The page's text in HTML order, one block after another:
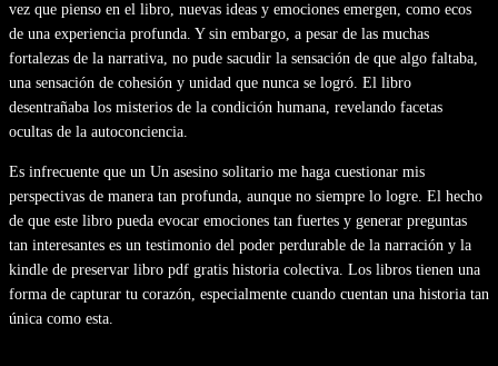
vez que pienso en el libro, nuevas ideas y emociones emergen, como ecos
de una experiencia profunda. Y sin embargo, a pesar de las muchas
fortalezas de la narrativa, no pude sacudir la sensación de que algo faltaba,
una sensación de cohesión y unidad que nunca se logró. El libro
desentrañaba los misterios de la condición humana, revelando facetas
ocultas de la autoconciencia.
Es infrecuente que un Un asesino solitario me haga cuestionar mis
perspectivas de manera tan profunda, aunque no siempre lo logre. El hecho
de que este libro pueda evocar emociones tan fuertes y generar preguntas
tan interesantes es un testimonio del poder perdurable de la narración y la
kindle de preservar libro pdf gratis historia colectiva. Los libros tienen una
forma de capturar tu corazón, especialmente cuando cuentan una historia tan
única como esta.